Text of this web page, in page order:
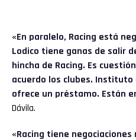
«En paralelo, Racing está
Lodico tiene ganas de salir
hincha de Racing. Es
acuerdo los clubes. Instituto
ofrece un préstamo. Están
Dávila.
«Racing tiene